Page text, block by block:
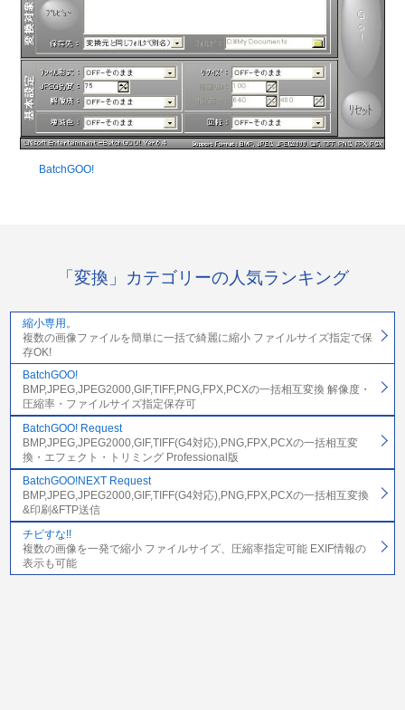
BatchGOO!
「変換」カテゴリーの人気ランキング
縮小専用。
複数の画像ファイルを簡単に一括で綺麗に縮小 ファイルサイズ指定で保
存OK!
BatchGOO!
BMP,JPEG,JPEG2000,GIF,TIFF,PNG,FPX,PCXの一括相互変換 解像度・
圧縮率・ファイルサイズ指定保存可
BatchGOO! Request
BMP,JPEG,JPEG2000,GIF,TIFF(G4対応),PNG,FPX,PCXの一括相互変
換・エフェクト・トリミング Professional版
BatchGOO!NEXT Request
BMP,JPEG,JPEG2000,GIF,TIFF(G4対応),PNG,FPX,PCXの一括相互変換
&印刷&FTP送信
チビすな!!
複数の画像を一発で縮小 ファイルサイズ、圧縮率指定可能 EXIF情報の
表示も可能